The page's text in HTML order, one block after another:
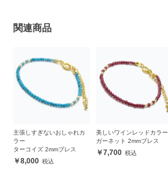
関連商品
主張しすぎないおしゃれカ
ラー
ターコイズ 2mmブレス
8,000
美しいワインレッドカラー
ガーネット 2mmブレス
7,700